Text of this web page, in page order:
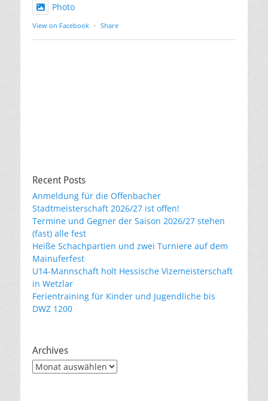
Photo
View on Facebook · Share
Recent Posts
Anmeldung für die Offenbacher
Stadtmeisterschaft 2026/27 ist offen!
Termine und Gegner der Saison 2026/27 stehen
(fast) alle fest
Heiße Schachpartien und zwei Turniere auf dem
Mainuferfest
U14-Mannschaft holt Hessische Vizemeisterschaft
in Wetzlar
Ferientraining für Kinder und Jugendliche bis
DWZ 1200
Archives
Archives